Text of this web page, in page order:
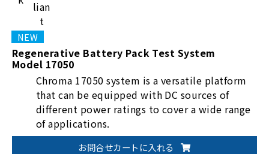
Regenerative Battery Pack Test System
Model 17050
Chroma 17050 system is a versatile platform
that can be equipped with DC sources of
different power ratings to cover a wide range
of applications.
お問合せカートに入れる